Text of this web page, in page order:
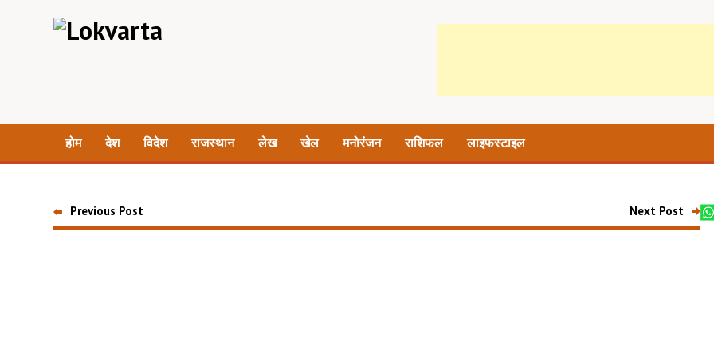
होम देश विदेश राजस्थान लेख खेल मनोरंजन राशिफल लाइफस्टाइल
Previous Post Next Post